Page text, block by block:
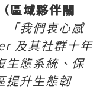
區域夥伴關
「我們衷心感
及其社群十年
生態系統、保
提升生態韌